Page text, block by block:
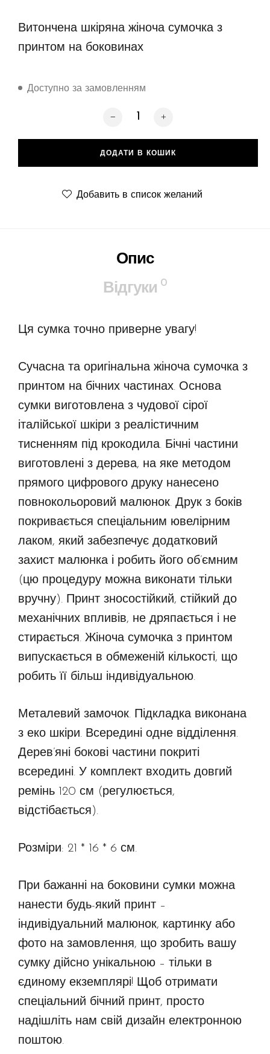
Витончена шкіряна жіноча сумочка з
принтом на боковинах
Доступно за замовленням
Printside Croco One, grey кількість
ДОДАТИ В КОШИК
Добавить в список желаний
Опис
Відгуки 0
Ця сумка точно приверне увагу!
Сучасна та оригінальна жіноча сумочка з
принтом на бічних частинах. Основа
сумки виготовлена ​​з чудової сірої
італійської шкіри з реалістичним
тисненням під крокодила. Бічні частини
виготовлені з дерева, на яке методом
прямого цифрового друку нанесено
повнокольоровий малюнок. Друк з боків
покривається спеціальним ювелірним
лаком, який забезпечує додатковий
захист малюнка і робить його об’ємним
(цю процедуру можна виконати тільки
вручну). Принт зносостійкий, стійкий до
механічних впливів, не дряпається і не
стирається. Жіноча сумочка з принтом
випускається в обмеженій кількості, що
робить її більш індивідуальною.
Металевий замочок. Підкладка виконана
з еко шкіри. Всередині одне відділення.
Дерев’яні бокові частини покриті
всередині. У комплект входить довгий
ремінь 120 см (регулюється,
відстібається).
Розміри: 21 * ​​16 * 6 см.
При бажанні на боковини сумки можна
нанести будь-який принт –
індивідуальний малюнок, картинку або
фото на замовлення, що зробить вашу
сумку дійсно унікальною – тільки в
єдиному екземплярі! Щоб отримати
спеціальний бічний принт, просто
надішліть нам свій дизайн електронною
поштою.